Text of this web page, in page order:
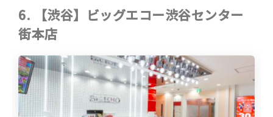
6. 【渋谷】ビッグエコー渋谷センター
街本店